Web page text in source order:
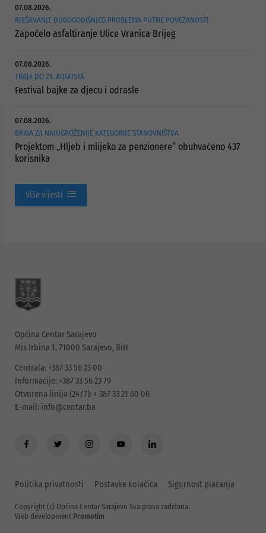
07.08.2026.
RJEŠAVANJE DUGOGODIŠNJEG PROBLEMA PUTNE POVEZANOSTI
Započelo asfaltiranje Ulice Vranica Brijeg
07.08.2026.
TRAJE DO 21. AUGUSTA
Festival bajke za djecu i odrasle
07.08.2026.
BRIGA ZA NAJUGROŽENIJE KATEGORIJE STANOVNIŠTVA
Projektom „Hljeb i mlijeko za penzionere“ obuhvaćeno 437
korisnika
Više vijesti
Općina Centar Sarajevo
Mis Irbina 1, 71000 Sarajevo, BiH
Centrala: +387 33 56 23 00
Informacije: +387 33 56 23 79
Otvorena linija (24/7): + 387 33 21 60 06
E-mail: info@centar.ba
Politika privatnosti Postavke kolačića Sigurnost plaćanja
Copyright (c) Općina Centar Sarajevo Sva prava zadržana.
Web development Promotim